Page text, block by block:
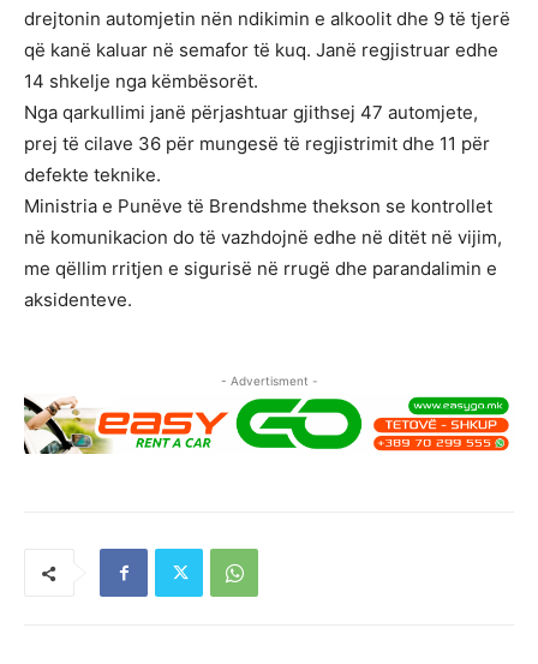
drejtonin automjetin nën ndikimin e alkoolit dhe 9 të tjerë
që kanë kaluar në semafor të kuq. Janë regjistruar edhe
14 shkelje nga këmbësorët.
Nga qarkullimi janë përjashtuar gjithsej 47 automjete,
prej të cilave 36 për mungesë të regjistrimit dhe 11 për
defekte teknike.
Ministria e Punëve të Brendshme thekson se kontrollet
në komunikacion do të vazhdojnë edhe në ditët në vijim,
me qëllim rritjen e sigurisë në rrugë dhe parandalimin e
aksidenteve.
- Advertisment -